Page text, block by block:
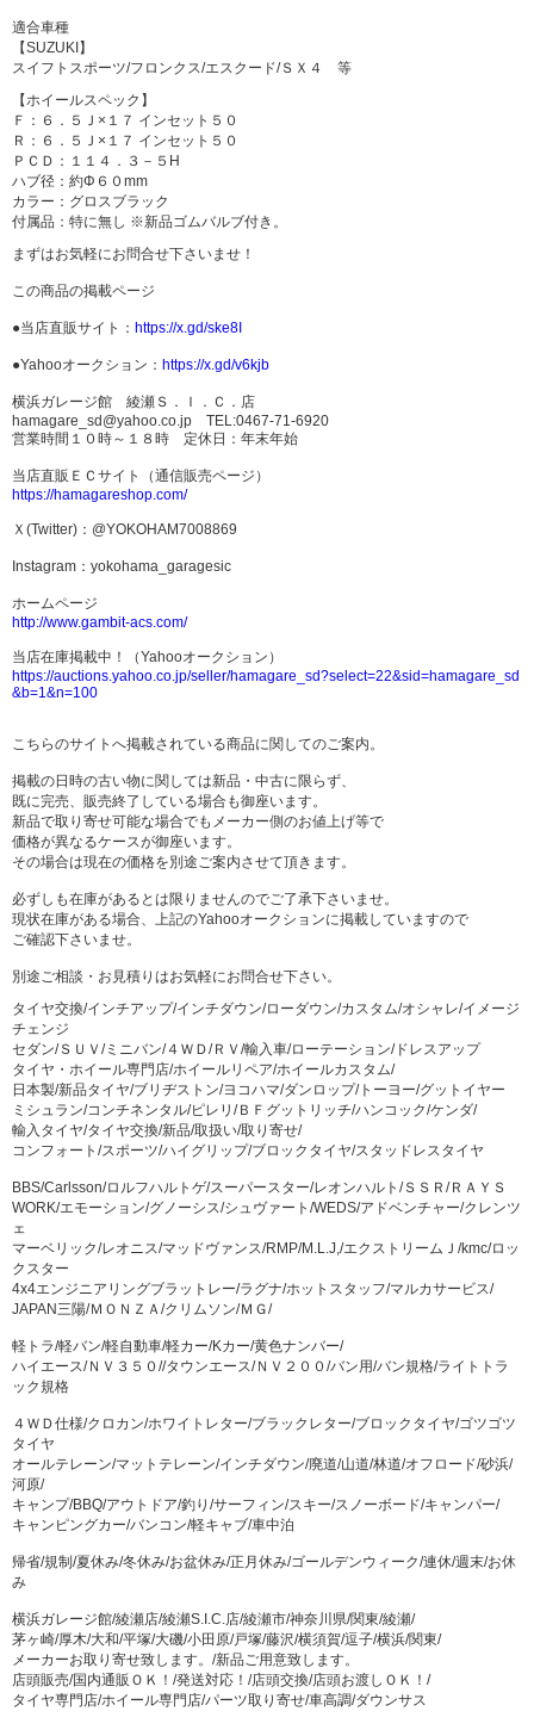
適合車種
【SUZUKI】
スイフトスポーツ/フロンクス/エスクード/ＳＸ４ 等
【ホイールスペック】
Ｆ：６．５Ｊ×１７ インセット５０
Ｒ：６．５Ｊ×１７ インセット５０
ＰＣＤ：１１４．３－５H
ハブ径：約Φ６０mm
カラー：グロスブラック
付属品：特に無し ※新品ゴムバルブ付き。
まずはお気軽にお問合せ下さいませ！
この商品の掲載ページ
●当店直販サイト： https://x.gd/ske8I
●Yahooオークション： https://x.gd/v6kjb
横浜ガレージ館 綾瀬Ｓ．Ｉ．Ｃ．店
hamagare_sd@yahoo.co.jp TEL:0467-71-6920
営業時間１０時～１８時 定休日：年末年始
当店直販ＥＣサイト（通信販売ページ）
https://hamagareshop.com/
Ｘ(Twitter)：@YOKOHAM7008869
Instagram：yokohama_garagesic
ホームページ
http://www.gambit-acs.com/
当店在庫掲載中！（Yahooオークション）
https://auctions.yahoo.co.jp/seller/hamagare_sd?select=22&sid=hamagare_sd
&b=1&n=100
こちらのサイトへ掲載されている商品に関してのご案内。
掲載の日時の古い物に関しては新品・中古に限らず、
既に完売、販売終了している場合も御座います。
新品で取り寄せ可能な場合でもメーカー側のお値上げ等で
価格が異なるケースが御座います。
その場合は現在の価格を別途ご案内させて頂きます。
必ずしも在庫があるとは限りませんのでご了承下さいませ。
現状在庫がある場合、上記のYahooオークションに掲載していますので
ご確認下さいませ。
別途ご相談・お見積りはお気軽にお問合せ下さい。
タイヤ交換/インチアップ/インチダウン/ローダウン/カスタム/オシャレ/イメージ
チェンジ
セダン/ＳＵＶ/ミニバン/４ＷＤ/ＲＶ/輸入車/ローテーション/ドレスアップ
タイヤ・ホイール専門店/ホイールリペア/ホイールカスタム/
日本製/新品タイヤ/ブリヂストン/ヨコハマ/ダンロップ/トーヨー/グットイヤー
ミシュラン/コンチネンタル/ピレリ/ＢＦグットリッチ/ハンコック/ケンダ/
輸入タイヤ/タイヤ交換/新品/取扱い/取り寄せ/
コンフォート/スポーツ/ハイグリップ/ブロックタイヤ/スタッドレスタイヤ
BBS/Carlsson/ロルフハルトゲ/スーパースター/レオンハルト/ＳＳＲ/ＲＡＹＳ
WORK/エモーション/グノーシス/シュヴァート/WEDS/アドベンチャー/クレンツ
ェ
マーベリック/レオニス/マッドヴァンス/RMP/M.L.J,/エクストリームＪ/kmc/ロッ
クスター
4x4エンジニアリングブラットレー/ラグナ/ホットスタッフ/マルカサービス/
JAPAN三陽/ＭＯＮＺＡ/クリムソン/ＭＧ/
軽トラ/軽バン/軽自動車/軽カー/Kカー/黄色ナンバー/
ハイエース/ＮＶ３５０//タウンエース/ＮＶ２００/バン用/バン規格/ライトトラ
ック規格
４ＷＤ仕様/クロカン/ホワイトレター/ブラックレター/ブロックタイヤ/ゴツゴツ
タイヤ
オールテレーン/マットテレーン/インチダウン/廃道/山道/林道/オフロード/砂浜/
河原/
キャンプ/BBQ/アウトドア/釣り/サーフィン/スキー/スノーボード/キャンパー/
キャンピングカー/バンコン/軽キャブ/車中泊
帰省/規制/夏休み/冬休み/お盆休み/正月休み/ゴールデンウィーク/連休/週末/お休
み
横浜ガレージ館/綾瀬店/綾瀬S.I.C.店/綾瀬市/神奈川県/関東/綾瀬/
茅ヶ崎/厚木/大和/平塚/大磯/小田原/戸塚/藤沢/横須賀/逗子/横浜/関東/
メーカーお取り寄せ致します。/新品ご用意致します。
店頭販売/国内通販ＯＫ！/発送対応！/店頭交換/店頭お渡しＯＫ！/
タイヤ専門店/ホイール専門店/パーツ取り寄せ/車高調/ダウンサス